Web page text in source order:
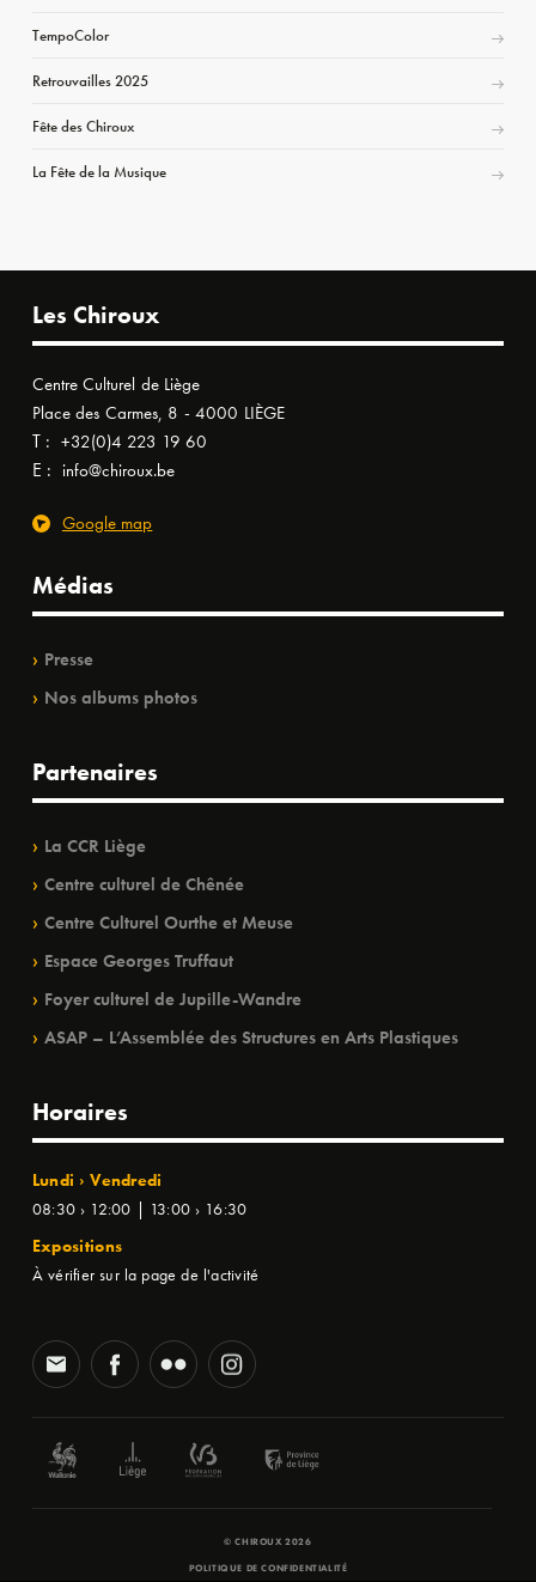
TempoColor
Retrouvailles 2025
Fête des Chiroux
La Fête de la Musique
Les Chiroux
Centre Culturel de Liège
Place des Carmes, 8 - 4000 LIÈGE
T : +32(0)4 223 19 60
E : info@chiroux.be
Google map
Médias
Presse
Nos albums photos
Partenaires
La CCR Liège
Centre culturel de Chênée
Centre Culturel Ourthe et Meuse
Espace Georges Truffaut
Foyer culturel de Jupille-Wandre
ASAP – L’Assemblée des Structures en Arts Plastiques
Horaires
Lundi › Vendredi
08:30 › 12:00 | 13:00 › 16:30
Expositions
À vérifier sur la page de l'activité
© CHIROUX 2026
POLITIQUE DE CONFIDENTIALITÉ